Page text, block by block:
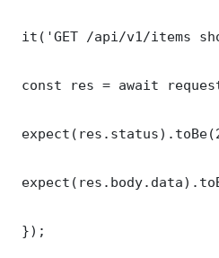
it('GET /api/v1/items
const res = await
});